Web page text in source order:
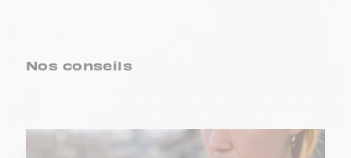
Nos conseils